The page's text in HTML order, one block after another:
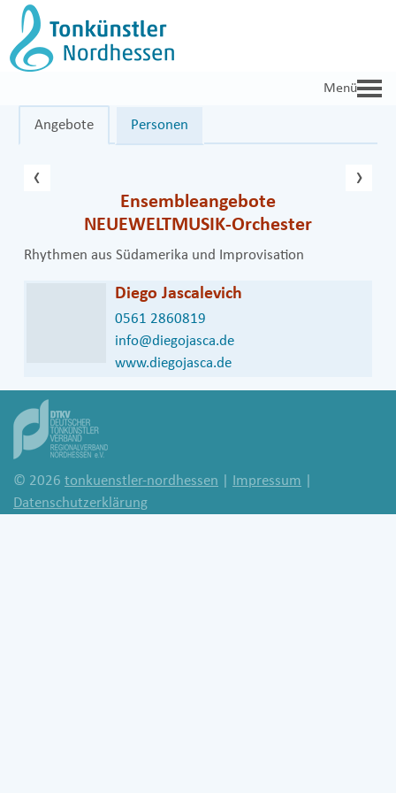
Zum
Inhalt
springen
Angebote Personen
‹ ›
Ensembleangebote
NEUEWELTMUSIK-Orchester
Rhythmen aus Südamerika und Improvisation
Diego Jascalevich
0561 2860819
info@diegojasca.de
www.diegojasca.de
© 2026 tonkuenstler-nordhessen Impressum
Datenschutzerklärung